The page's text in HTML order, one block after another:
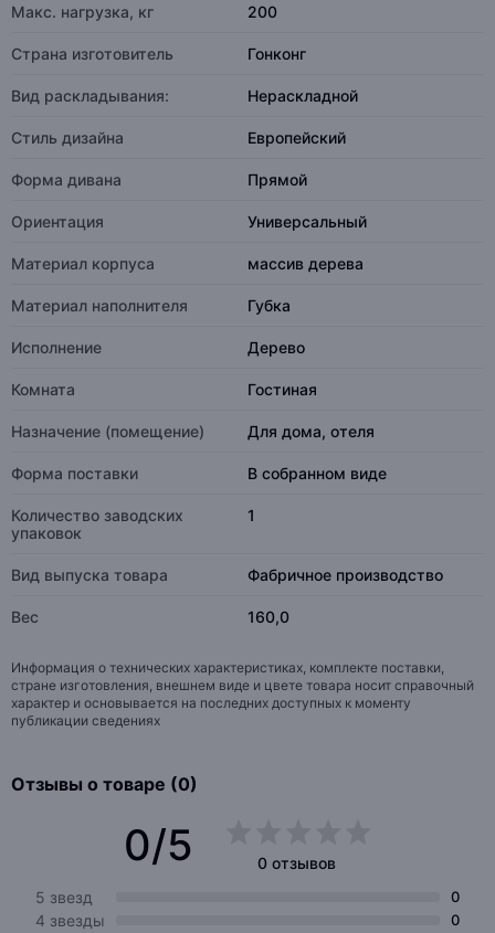
Макс. нагрузка, кг 200
Страна изготовитель Гонконг
Вид раскладывания: Нераскладной
Стиль дизайна Европейский
Форма дивана Прямой
Ориентация Универсальный
Материал корпуса массив дерева
Материал наполнителя Губка
Исполнение Дерево
Комната Гостиная
Назначение (помещение) Для дома, отеля
Форма поставки В собранном виде
Количество заводских
упаковок
1
Вид выпуска товара Фабричное производство
Вес 160,0
Информация о технических характеристиках, комплекте поставки,
стране изготовления, внешнем виде и цвете товара носит справочный
характер и основывается на последних доступных к моменту
публикации сведениях
Отзывы о товаре (0)
0/5
0 отзывов
5 звезд
0
4 звезды 0